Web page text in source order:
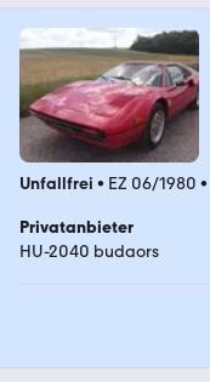
Unfallfrei • EZ 06/1980 •
Privatanbieter
HU-2040 budaors